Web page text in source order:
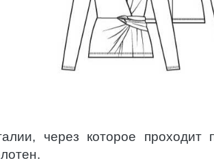
через которое проходит